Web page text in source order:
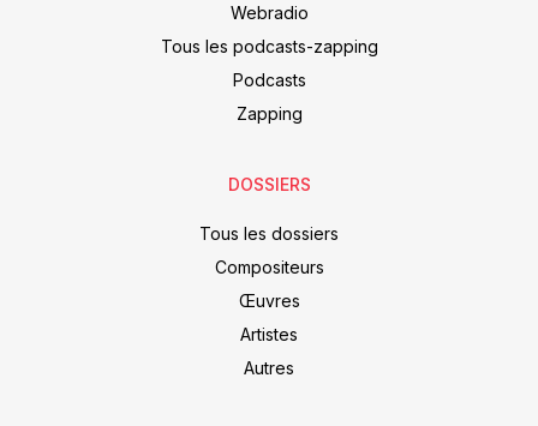
Webradio
Tous les podcasts-zapping
Podcasts
Zapping
DOSSIERS
Tous les dossiers
Compositeurs
Œuvres
Artistes
Autres